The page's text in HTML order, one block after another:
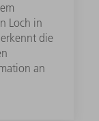
Loch in
die
an